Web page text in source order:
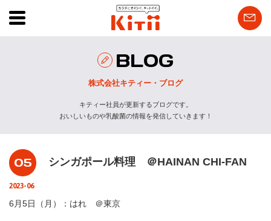
BLOG
株式会社キティー・ブログ
キティー社員が更新するブログです。
おいしいものや乳酸菌の情報を発信していきます！
05
2023-06
シンガポール料理 ＠HAINAN CHI-FAN
6月5日（月）：はれ ＠東京